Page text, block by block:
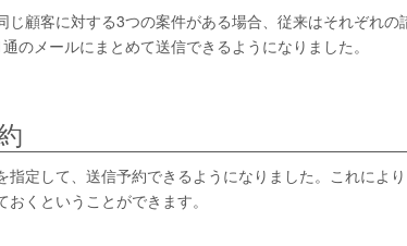
じ顧客に対する3つの案件がある場合、従来はそれぞれ
のメールにまとめて送信できるようになりました。
指定して、送信予約できるようになりました。これによ
おくということができます。